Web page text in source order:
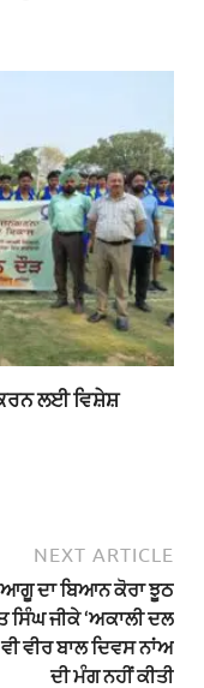
ਲਈ ਵਿਸ਼ੇਸ਼
NEXT ARTICLE
ਆਗੂ ਦਾ ਬਿਆਨ ਕੋਰਾ ਝੂਠ
ਸਿੰਘ ਜੀਕੇ ‘ਅਕਾਲੀ ਦਲ
ਵੀਰ ਬਾਲ ਦਿਵਸ ਨਾਂਅ
ਦੀ ਮੰਗ ਨਹੀਂ ਕੀਤੀ